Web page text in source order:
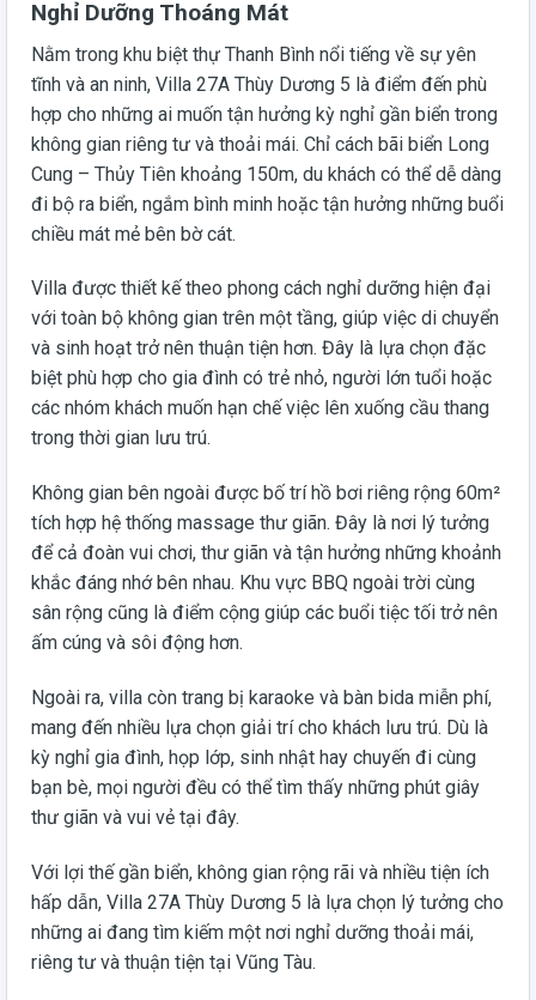
Nghỉ Dưỡng Thoáng Mát
Nằm trong khu biệt thự Thanh Bình nổi tiếng về sự yên
tĩnh và an ninh, Villa 27A Thùy Dương 5 là điểm đến phù
hợp cho những ai muốn tận hưởng kỳ nghỉ gần biển trong
không gian riêng tư và thoải mái. Chỉ cách bãi biển Long
Cung – Thủy Tiên khoảng 150m, du khách có thể dễ dàng
đi bộ ra biển, ngắm bình minh hoặc tận hưởng những buổi
chiều mát mẻ bên bờ cát.
Villa được thiết kế theo phong cách nghỉ dưỡng hiện đại
với toàn bộ không gian trên một tầng, giúp việc di chuyển
và sinh hoạt trở nên thuận tiện hơn. Đây là lựa chọn đặc
biệt phù hợp cho gia đình có trẻ nhỏ, người lớn tuổi hoặc
các nhóm khách muốn hạn chế việc lên xuống cầu thang
trong thời gian lưu trú.
Không gian bên ngoài được bố trí hồ bơi riêng rộng 60m²
tích hợp hệ thống massage thư giãn. Đây là nơi lý tưởng
để cả đoàn vui chơi, thư giãn và tận hưởng những khoảnh
khắc đáng nhớ bên nhau. Khu vực BBQ ngoài trời cùng
sân rộng cũng là điểm cộng giúp các buổi tiệc tối trở nên
ấm cúng và sôi động hơn.
Ngoài ra, villa còn trang bị karaoke và bàn bida miễn phí,
mang đến nhiều lựa chọn giải trí cho khách lưu trú. Dù là
kỳ nghỉ gia đình, họp lớp, sinh nhật hay chuyến đi cùng
bạn bè, mọi người đều có thể tìm thấy những phút giây
thư giãn và vui vẻ tại đây.
Với lợi thế gần biển, không gian rộng rãi và nhiều tiện ích
hấp dẫn, Villa 27A Thùy Dương 5 là lựa chọn lý tưởng cho
những ai đang tìm kiếm một nơi nghỉ dưỡng thoải mái,
riêng tư và thuận tiện tại Vũng Tàu.